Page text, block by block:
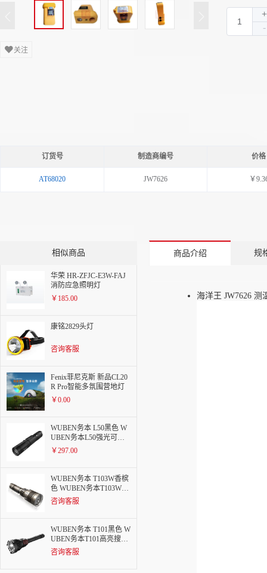
关注
订货号 制造商编号 价格
AT68020 JW7626 ￥
相似商品
华荣 HR-ZFJC-E3W-FAJ
消防应急照明灯
￥185.00
康铭2829头灯
咨询客服
Fenix菲尼克斯 新品CL20
R Pro智能多氛围营地灯
￥0.00
WUBEN务本 L50黑色 W
UBEN务本L50强光可充
电电筒1200流明
￥297.00
WUBEN务本 T103W香槟
色 WUBEN务本T103W
(黄光)强光1280流明
咨询客服
WUBEN务本 T101黑色 W
UBEN务本T101高亮搜索
手电筒3480流明
咨询客服
商品介绍 规
海洋王 JW7626 测